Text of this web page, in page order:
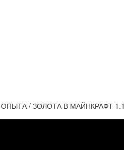
/ ЗОЛОТА В МАЙНКРАФТ